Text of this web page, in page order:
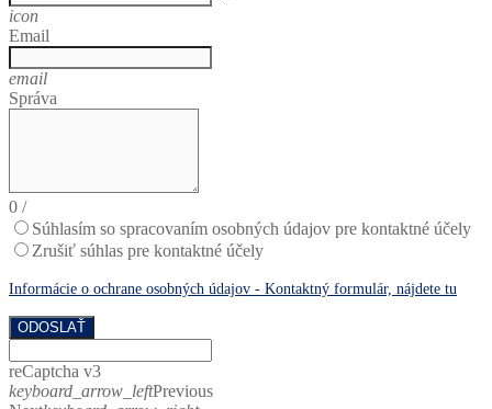
icon
Email
email
Správa
0 /
Súhlasím so spracovaním osobných údajov pre kontaktné účely
Zrušiť súhlas pre kontaktné účely
Informácie o ochrane osobných údajov - Kontaktný formulár, nájdete tu
ODOSLAŤ
reCaptcha v3
keyboard_arrow_leftPrevious